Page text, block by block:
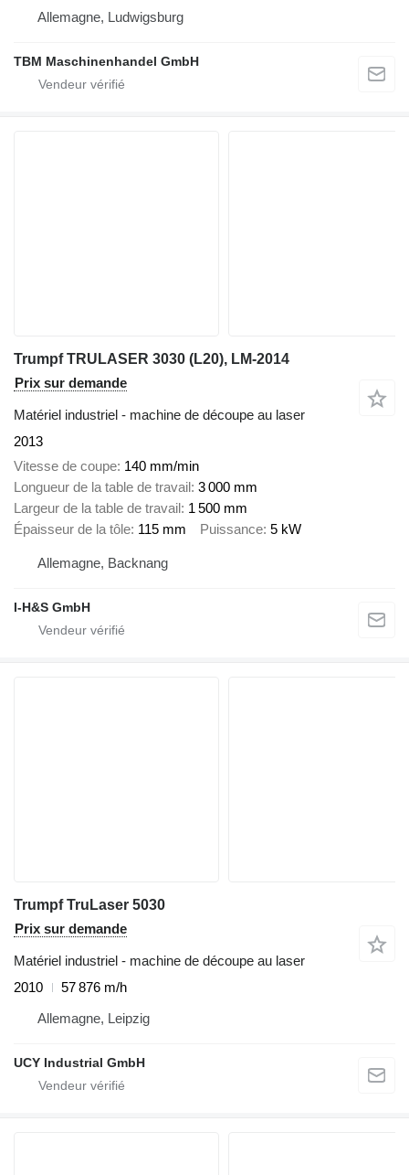
Allemagne, Ludwigsburg
TBM Maschinenhandel GmbH
Trumpf TRULASER 3030 (L20), LM-2014
Prix sur demande
Matériel industriel - machine de découpe au laser
2013
Vitesse de coupe 140 mm/min
Longueur de la table de travail 3 000 mm
Largeur de la table de travail 1 500 mm
Épaisseur de la tôle 115 mm Puissance 5 kW
Allemagne, Backnang
I-H&S GmbH
Trumpf TruLaser 5030
Prix sur demande
Matériel industriel - machine de découpe au laser
2010
57 876 m/h
Allemagne, Leipzig
UCY Industrial GmbH